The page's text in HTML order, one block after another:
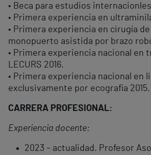
• Beca para estudios
• Primera experiencia en
• Primera experiencia en cirugía
monopuerto asistida por brazo
• Primera experiencia nacional en
LECURS 2016.
• Primera experiencia nacional en
exclusivamente por ecografía 2015.
CARRERA PROFESIONAL:
Experiencia docente:
2023 – actualidad. Profesor